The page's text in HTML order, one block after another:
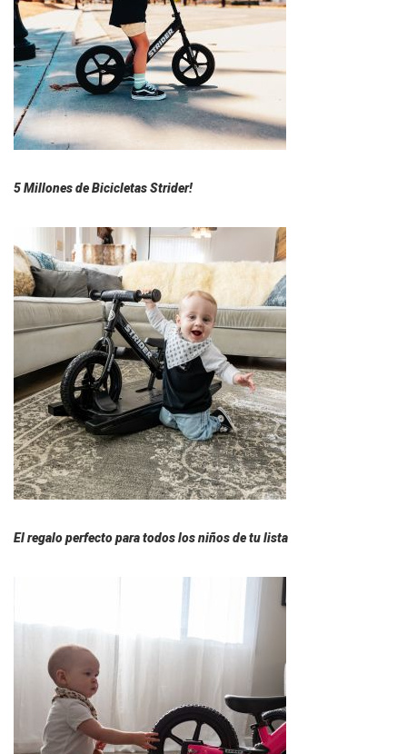
5 Millones de Bicicletas Strider!
El regalo perfecto para todos los niños de tu lista